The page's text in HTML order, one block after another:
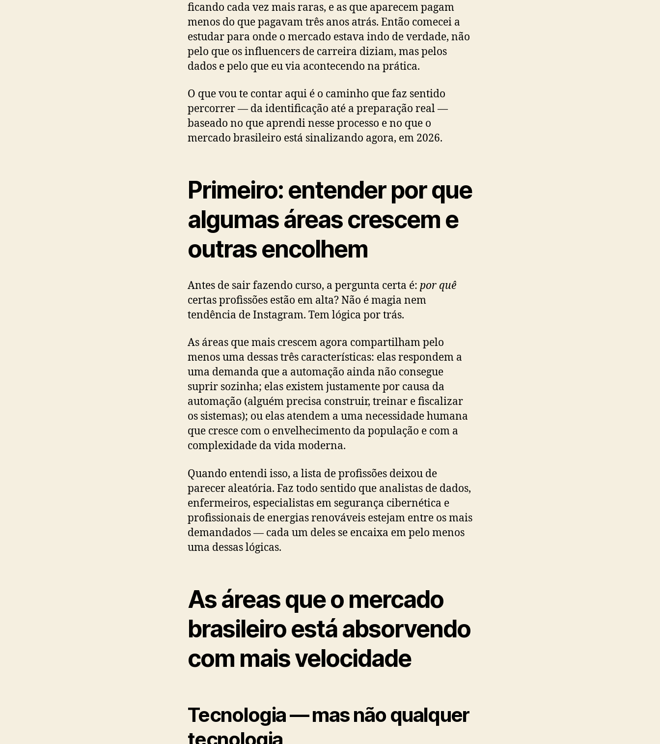
ficando cada vez mais raras, e as que aparecem pagam
menos do que pagavam três anos atrás. Então comecei a
estudar para onde o mercado estava indo de verdade, não
pelo que os influencers de carreira diziam, mas pelos
dados e pelo que eu via acontecendo na prática.
O que vou te contar aqui é o caminho que faz sentido
percorrer — da identificação até a preparação real —
baseado no que aprendi nesse processo e no que o
mercado brasileiro está sinalizando agora, em 2026.
Primeiro: entender por que
algumas áreas crescem e
outras encolhem
Antes de sair fazendo curso, a pergunta certa é: por quê
certas profissões estão em alta? Não é magia nem
tendência de Instagram. Tem lógica por trás.
As áreas que mais crescem agora compartilham pelo
menos uma dessas três características: elas respondem a
uma demanda que a automação ainda não consegue
suprir sozinha; elas existem justamente por causa da
automação (alguém precisa construir, treinar e fiscalizar
os sistemas); ou elas atendem a uma necessidade humana
que cresce com o envelhecimento da população e com a
complexidade da vida moderna.
Quando entendi isso, a lista de profissões deixou de
parecer aleatória. Faz todo sentido que analistas de dados,
enfermeiros, especialistas em segurança cibernética e
profissionais de energias renováveis estejam entre os mais
demandados — cada um deles se encaixa em pelo menos
uma dessas lógicas.
As áreas que o mercado
brasileiro está absorvendo
com mais velocidade
Tecnologia — mas não qualquer